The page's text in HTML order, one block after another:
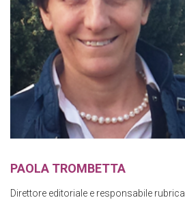
PAOLA TROMBETTA
Direttore editoriale e responsabile